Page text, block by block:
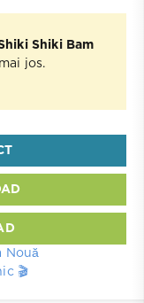
Shiki Bam
jos.
Nouă
🎬